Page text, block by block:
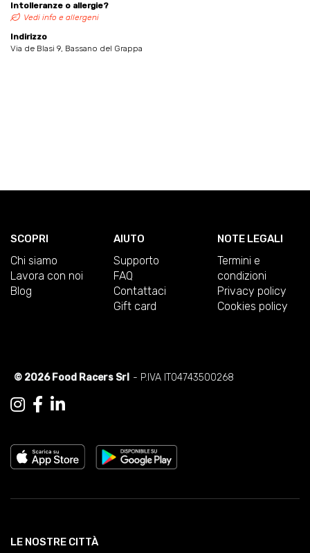
Intolleranze o allergie?
Vedi info e allergeni
Indirizzo
Via de Blasi 9, Bassano del Grappa
SCOPRI
Chi siamo
Lavora con noi
Blog
AIUTO
Supporto
FAQ
Contattaci
Gift card
NOTE LEGALI
Termini e
condizioni
Privacy policy
Cookies policy
© 2026 Food Racers Srl - P.IVA IT04743500268
LE NOSTRE CITTÀ